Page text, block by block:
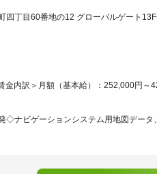
四丁目60番地の12 グローバルゲート
金内訳＞月額（基本給）：252,000円～
◇ナビゲーションシステム用地図デー